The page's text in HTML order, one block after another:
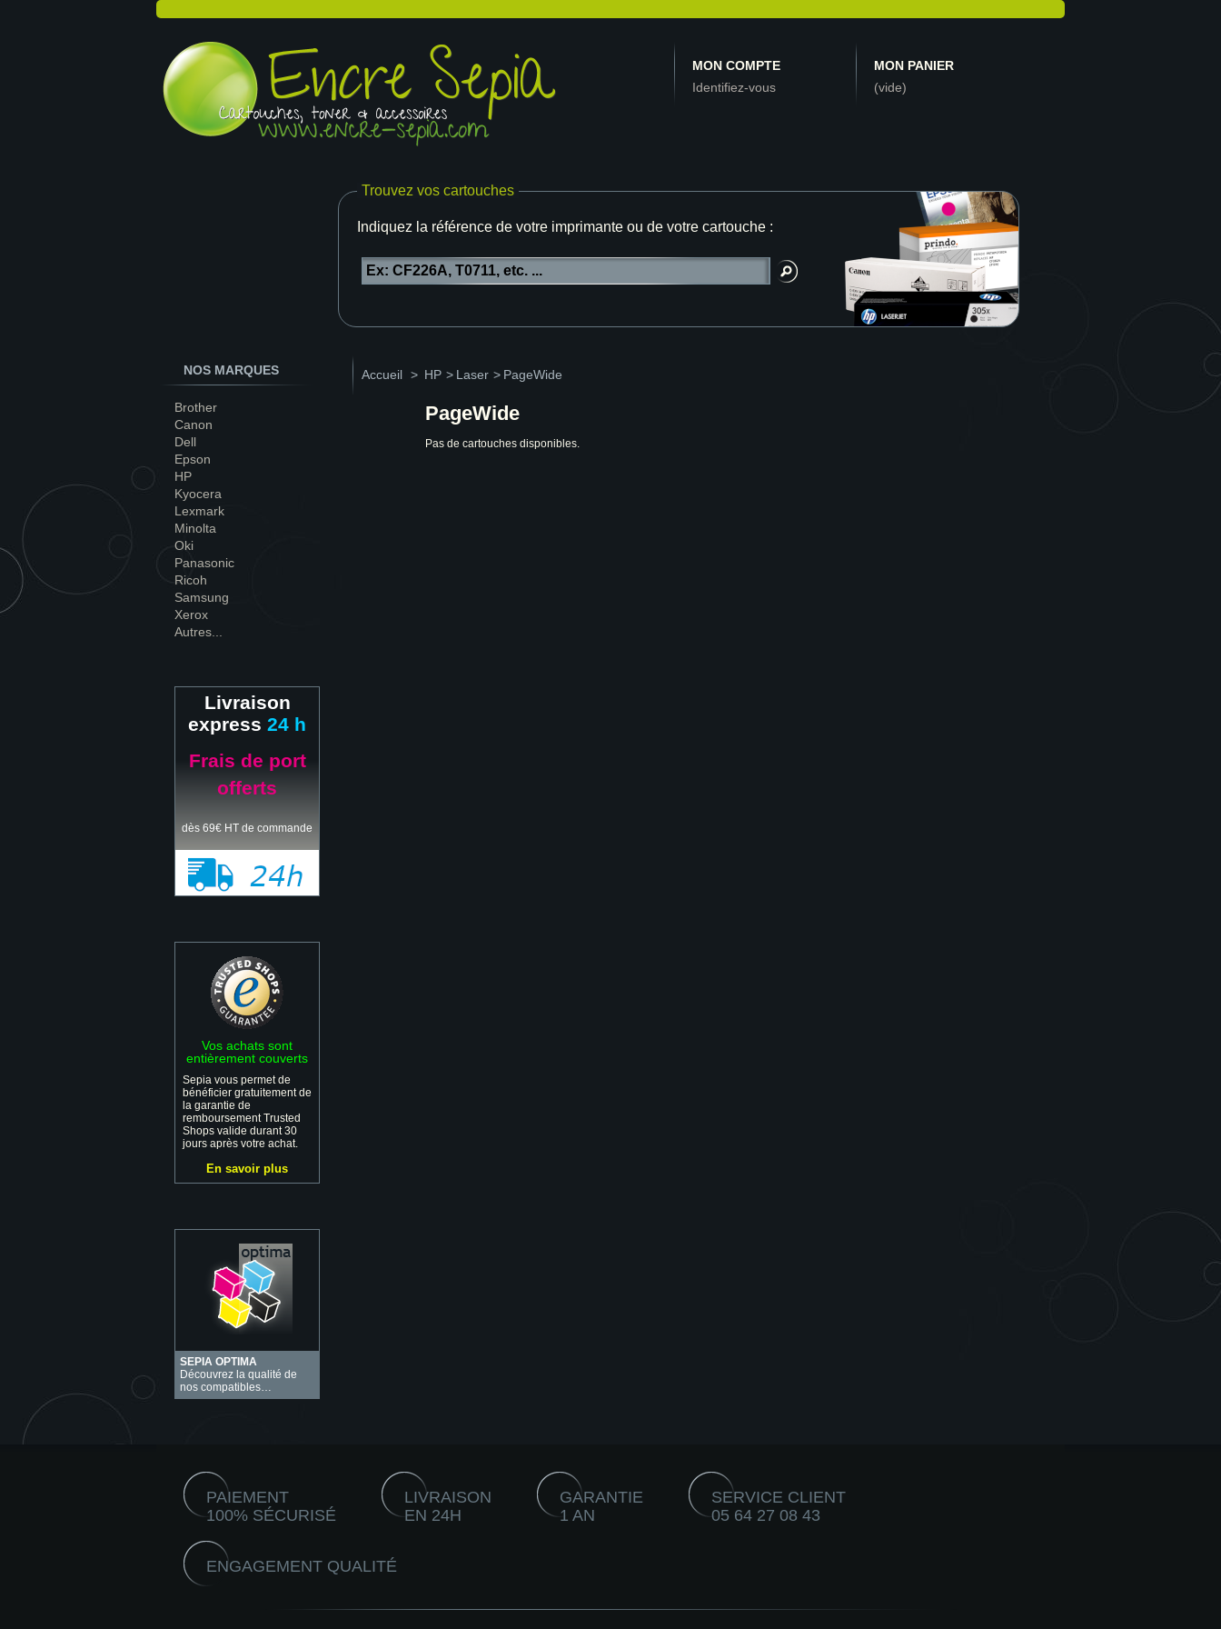
MON COMPTE
Identifiez-vous
MON PANIER
(vide)
Trouvez vos cartouches
Indiquez la référence de votre imprimante ou de votre cartouche :
NOS MARQUES
Brother
Canon
Dell
Epson
HP
Kyocera
Lexmark
Minolta
Oki
Panasonic
Ricoh
Samsung
Xerox
Autres...
Livraison
express 24 h
Frais de port
offerts
dès 69€ HT de commande
Vos achats sont
entièrement couverts
Sepia vous permet de
bénéficier gratuitement de
la garantie de
remboursement Trusted
Shops valide durant 30
jours après votre achat.
En savoir plus
SEPIA OPTIMA
Découvrez la qualité de
nos compatibles…
Accueil > HP > Laser > PageWide
PageWide
Pas de cartouches disponibles.
PAIEMENT
100% SÉCURISÉ
LIVRAISON
EN 24H
GARANTIE
1 AN
SERVICE CLIENT
05 64 27 08 43
ENGAGEMENT QUALITÉ